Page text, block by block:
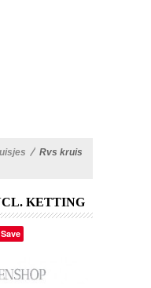
> Rvs kruis
KETTING
Save